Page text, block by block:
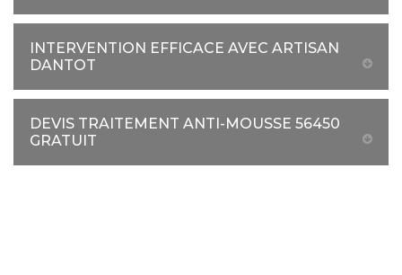
INTERVENTION EFFICACE AVEC ARTISAN
DANTOT
DEVIS TRAITEMENT ANTI-MOUSSE 56450
GRATUIT